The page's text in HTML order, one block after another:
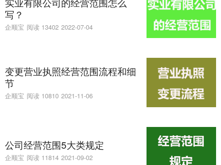
写？
企顺宝 阅读 13402 2022-07-04
变更营业执照经营范围流程和细
节
企顺宝 阅读 10810 2021-11-06
公司经营范围5大类规定
企顺宝 阅读 11814 2021-09-02